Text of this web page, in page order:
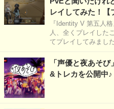
レイしてみた！【
『Identity V 第五人
人、全くプレイした
てプレイしてみました
「声優と夜あそ
&トレカを公開中♪